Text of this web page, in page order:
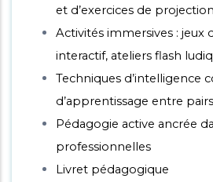
et d’exercices de projection
Activités immersives : jeux
interactif, ateliers flash
Techniques d’intelligence
d’apprentissage entre pairs
Pédagogie active ancrée
professionnelles
Livret pédagogique